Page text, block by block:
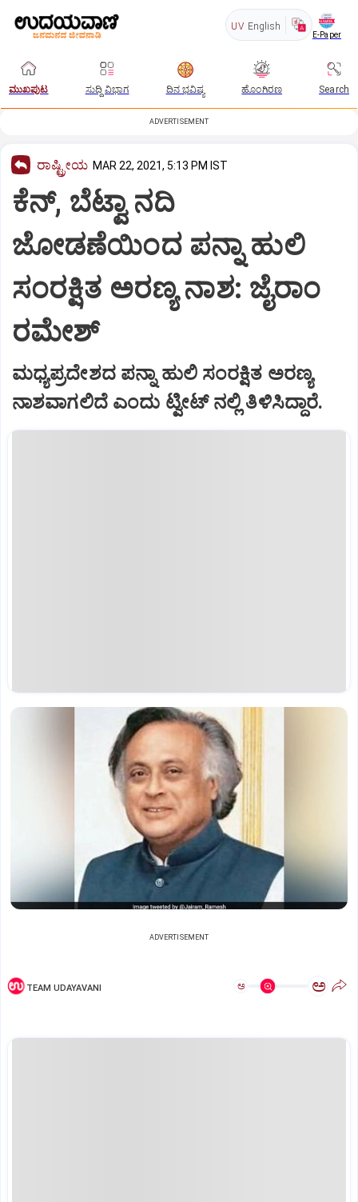
UV English
E-Paper
ಮುಖಪುಟ ಸುದ್ದಿ ವಿಭಾಗ ದಿನ ಭವಿಷ್ಯ ಹೊಂಗಿರಣ Search
ADVERTISEMENT
ರಾಷ್ಟ್ರೀಯ MAR 22, 2021, 5:13 PM IST
ಕೆನ್, ಬೆಟ್ವಾ ನದಿ
ಜೋಡಣೆಯಿಂದ ಪನ್ನಾ ಹುಲಿ
ಸಂರಕ್ಷಿತ ಅರಣ್ಯ ನಾಶ: ಜೈರಾಂ
ರಮೇಶ್
ಮಧ್ಯಪ್ರದೇಶದ ಪನ್ನಾ ಹುಲಿ ಸಂರಕ್ಷಿತ ಅರಣ್ಯ
ನಾಶವಾಗಲಿದೆ ಎಂದು ಟ್ವೀಟ್ ನಲ್ಲಿ ತಿಳಿಸಿದ್ದಾರೆ.
ADVERTISEMENT
TEAM UDAYAVANI ಅ ಅ